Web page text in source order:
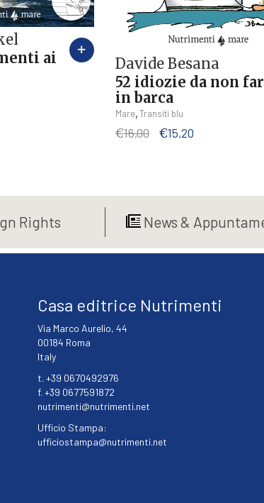
ai
Davide Besana
52 idiozie da non
in barca
Mare,Transiti blu
€16,00
Il
€16,00.
€15,20
€15,20.
Rights News &
Casa editrice Nutrimenti
Via Marco Aurelio, 44
00184 Roma
Italy
t. +39 0670492976
f. +39 0677591872
nutrimenti@nutrimenti.net
Ufficio Stampa:
ufficiostampa@nutrimenti.net